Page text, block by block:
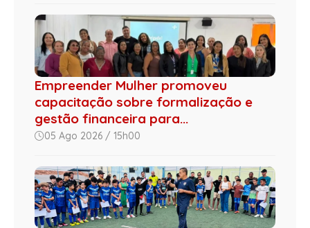
Empreender Mulher promoveu
capacitação sobre formalização e
gestão financeira para...
05 Ago 2026 / 15h00